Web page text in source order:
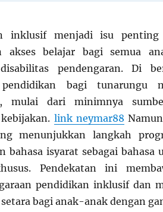
inklusif menjadi isu penting
akses belajar bagi semua
pendengaran. Di
bagi tunarungu
mulai dari minimnya
link neymar88
menunjukkan langkah
bahasa isyarat sebagai
Pendekatan ini
pendidikan inklusif dan
bagi anak-anak dengan